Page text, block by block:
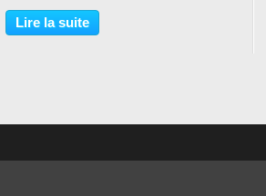
de Cédric Taling comme d'un corpus
riche à l'esthétique foisonnante...
Lire la suite